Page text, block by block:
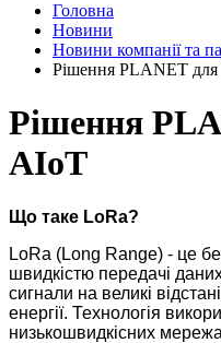
Головна
Новини
Новини компанії та
Рішення PLANET
Рішення
AIoT
Що таке LoRa?
LoRa (Long Range) - це
швидкістю передачі
сигнали на великі
енергії. Технологія
низькошвидкісних